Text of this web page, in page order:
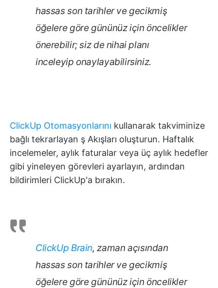
hassas son tarihler ve gecikmiş
öğelere göre gününüz için öncelikler
önerebilir; siz de nihai planı
inceleyip onaylayabilirsiniz.
ClickUp Otomasyonlarını kullanarak takviminize
bağlı tekrarlayan ş Akışları oluşturun. Haftalık
incelemeler, aylık faturalar veya üç aylık hedefler
gibi yineleyen görevleri ayarlayın, ardından
bildirimleri ClickUp'a bırakın.
ClickUp Brain, zaman açısından
hassas son tarihler ve gecikmiş
öğelere göre gününüz için öncelikler